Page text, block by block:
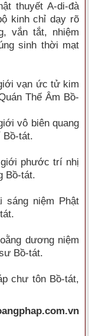
thuyết A-di-đà
kinh chỉ dạy rõ
vắn tắt, nhiệm
sinh thời mạt
vạn ức tử kim
Thế Âm Bồ-
vô biên quang
tát.
phước trí nhị
Bồ-tát.
niệm Phật
dương niệm
Bồ-tát.
chư tôn Bồ-tát,